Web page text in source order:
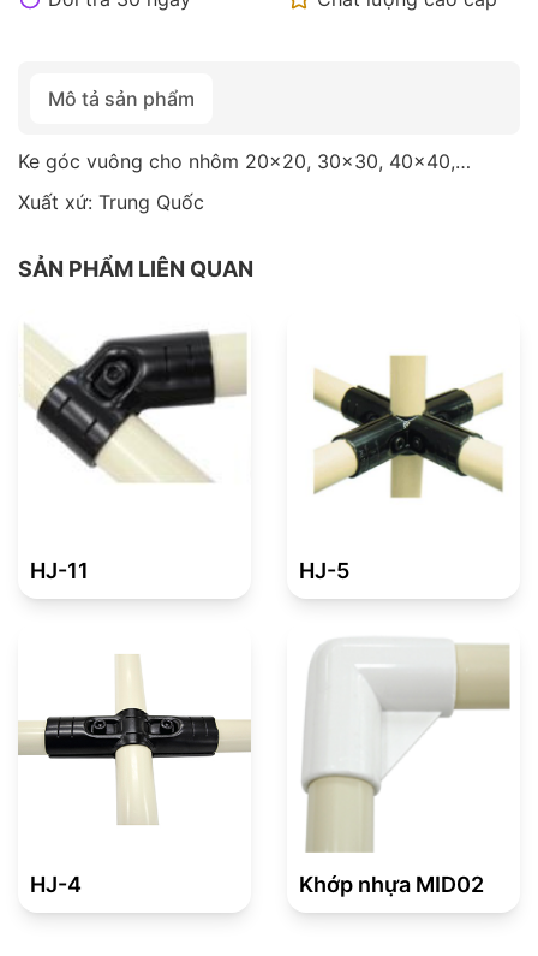
Mô tả sản phẩm
Ke góc vuông cho nhôm 20×20, 30×30, 40×40,…
Xuất xứ: Trung Quốc
SẢN PHẨM LIÊN QUAN
HJ-11 HJ-5
HJ-4 Khớp nhựa MID02